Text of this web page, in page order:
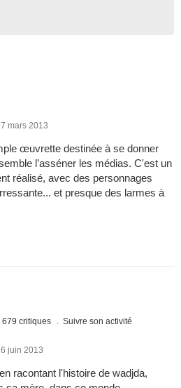
mars 2013
œuvrette destinée à se donner
l’asséner les médias. C'est un
réalisé, avec des personnages
et presque des larmes à
679 critiques Suivre son activité
juin 2013
racontant l'histoire de wadjda,